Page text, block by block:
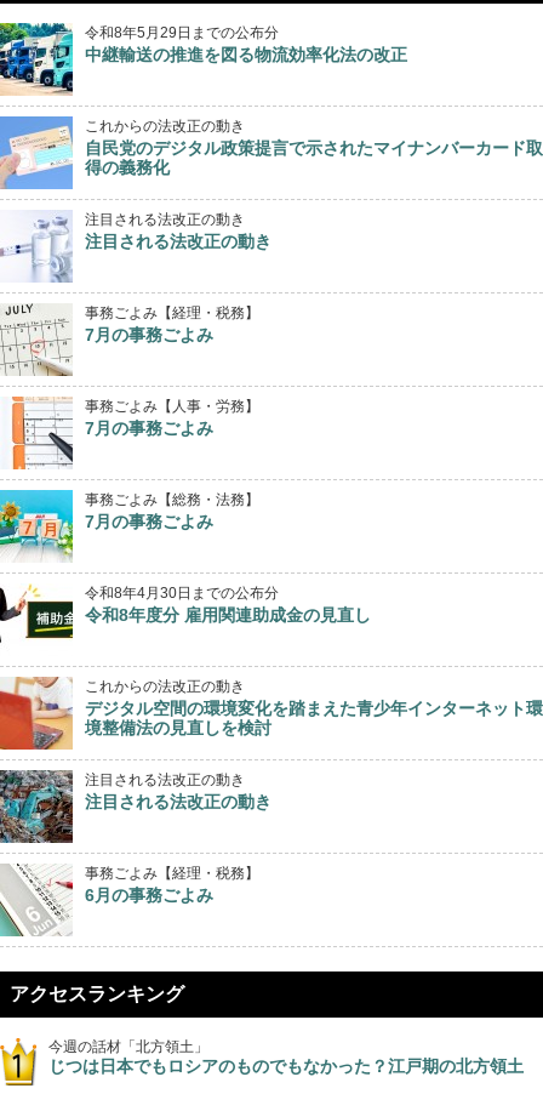
令和8年5月29日までの公布分
中継輸送の推進を図る物流効率化法の改正
これからの法改正の動き
自民党のデジタル政策提言で示されたマイナンバーカード取
得の義務化
注目される法改正の動き
注目される法改正の動き
事務ごよみ【経理・税務】
7月の事務ごよみ
事務ごよみ【人事・労務】
7月の事務ごよみ
事務ごよみ【総務・法務】
7月の事務ごよみ
令和8年4月30日までの公布分
令和8年度分 雇用関連助成金の見直し
これからの法改正の動き
デジタル空間の環境変化を踏まえた青少年インターネット環
境整備法の見直しを検討
注目される法改正の動き
注目される法改正の動き
事務ごよみ【経理・税務】
6月の事務ごよみ
アクセスランキング
今週の話材「北方領土」
じつは日本でもロシアのものでもなかった？江戸期の北方領土